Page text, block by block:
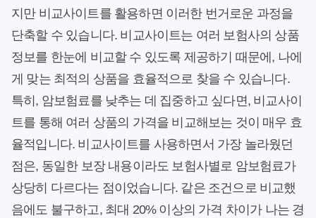
지만 비교사이트를 활용하면 이러한 번거로운 과정을
단축할 수 있습니다. 비교사이트는 여러 보험사의 상품
정보를 한눈에 비교할 수 있도록 제공하기 때문에, 나에
게 맞는 최적의 상품을 효율적으로 찾을 수 있습니다.
특히, 암보험료를 낮추는 데 집중하고 싶다면, 비교사이
트를 통해 여러 상품의 가격을 비교해보는 것이 매우 효
율적입니다. 비교사이트를 사용하면서 가장 놀라웠던
점은, 동일한 보장 내용이라도 보험사별로 암보험료가
상당히 다르다는 점이었습니다. 같은 조건으로 비교했
음에도 불구하고, 최대 20% 이상의 가격 차이가 나는 경